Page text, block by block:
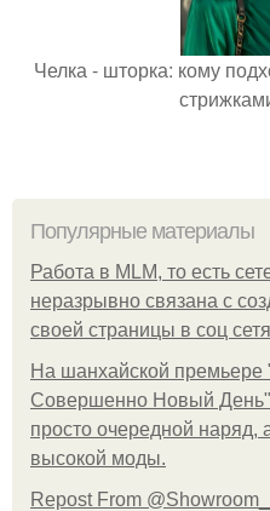
Челка - шторка: кому
Популярные материалы
Работа в MLM, то есть
неразрывно связана с
своей страницы в соц
На шанхайской премьере
Совершенно Новый
просто очередной наряд,
высокой моды.
Repost From